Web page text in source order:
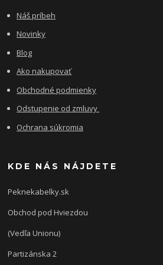
Náš príbeh
Novinky
Blog
Ako nakupovať
Obchodné podmienky
Odstupenie od zmluvy
Ochrana súkromia
KDE NÁS NÁJDETE
Peknekabelky.sk
Obchod pod Hviezdou
(Vedľa Unionu)
Partizánska 2